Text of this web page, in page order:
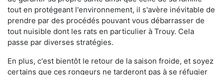
tout en protégeant l'environnement, il s'avère inévitable de
prendre par des procédés pouvant vous débarrasser de
tout nuisible dont les rats en particulier à Trouy. Cela
passe par diverses stratégies.
En plus, c'est bientôt le retour de la saison froide, et soyez
certains que ces rongeurs ne tarderont pas à se réfugier